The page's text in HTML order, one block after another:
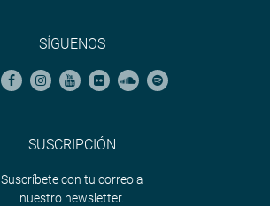
SÍGUENOS
SUSCRIPCIÓN
Suscríbete con tu correo a
nuestro newsletter.